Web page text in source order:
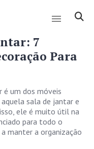
7
Para
um dos móveis
sala de jantar e
ele é muito útil na
para todo o
manter a organização